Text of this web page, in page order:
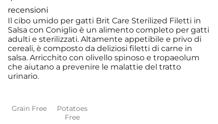
recensioni
Il cibo umido per gatti Brit Care Sterilized Filetti in
Salsa con Coniglio è un alimento completo per gatti
adulti e sterilizzati. Altamente appetibile e privo di
cereali, è composto da deliziosi filetti di carne in
salsa. Arricchito con olivello spinoso e tropaeolum
che aiutano a prevenire le malattie del tratto
urinario.
Grain Free
Potatoes
Free